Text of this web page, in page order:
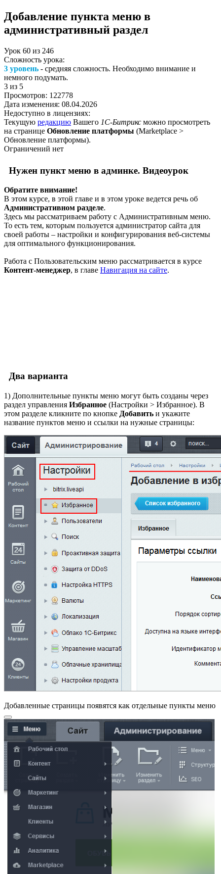
Добавление пункта меню в
административный раздел
Урок 60 из 246
Сложность урока:
3 уровень - средняя сложность. Необходимо внимание и
немного подумать.
3 из 5
Просмотров: 122778
Дата изменения: 08.04.2026
Недоступно в лицензиях:
Текущую редакцию Вашего 1С-Битрикс можно просмотреть
на странице Обновление платформы (Marketplace >
Обновление платформы).
Ограничений нет
Нужен пункт меню в админке. Видеоурок
Обратите внимание!
В этом курсе, в этой главе и в этом уроке ведется речь об
Административном разделе.
Здесь мы рассматриваем работу с Административным меню.
То есть тем, которым пользуется администратор сайта для
своей работы – настройки и конфигурирования веб-системы
для оптимального функционирования.
Работа с Пользовательским меню рассматривается в курсе
Контент-менеджер, в главе Навигация на сайте.
Два варианта
1) Дополнительные пункты меню могут быть созданы через
раздел управления Избранное (Настройки > Избранное). В
этом разделе кликните по кнопке Добавить и укажите
название пунктов меню и ссылки на нужные страницы:
Добавленные страницы появятся как отдельные пункты меню